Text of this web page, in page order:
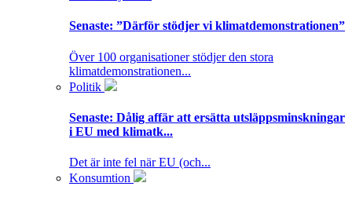
Senaste: ”Därför stödjer vi klimatdemonstrationen”
Över 100 organisationer stödjer den stora
klimatdemonstrationen...
Politik
Senaste: Dålig affär att ersätta utsläppsminskningar
i EU med klimatk...
Det är inte fel när EU (och...
Konsumtion